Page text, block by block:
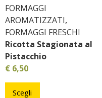
FORMAGGI
AROMATIZZATI,
FORMAGGI FRESCHI
Ricotta Stagionata al
Pistacchio
€ 6,50
Scegli